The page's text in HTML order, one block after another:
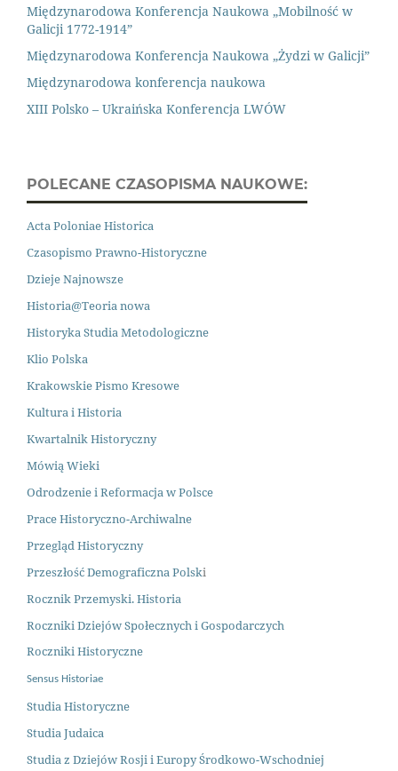
Międzynarodowa Konferencja Naukowa „Mobilność w
Galicji 1772-1914”
Międzynarodowa Konferencja Naukowa „Żydzi w Galicji”
Międzynarodowa konferencja naukowa
XIII Polsko – Ukraińska Konferencja LWÓW
POLECANE CZASOPISMA NAUKOWE:
Acta Poloniae Historica
Czasopismo Prawno-Historyczne
Dzieje Najnowsze
Historia@Teoria nowa
Historyka Studia Metodologiczne
Klio Polska
Krakowskie Pismo Kresowe
Kultura i Historia
Kwartalnik Historyczny
Mówią Wieki
Odrodzenie i Reformacja w Polsce
Prace Historyczno-Archiwalne
Przegląd Historyczny
Przeszłość Demograficzna Polski
Rocznik Przemyski. Historia
Roczniki Dziejów Społecznych i Gospodarczych
Roczniki Historyczne
Sensus Historiae
Studia Historyczne
Studia Judaica
Studia z Dziejów Rosji i Europy Środkowo-Wschodniej